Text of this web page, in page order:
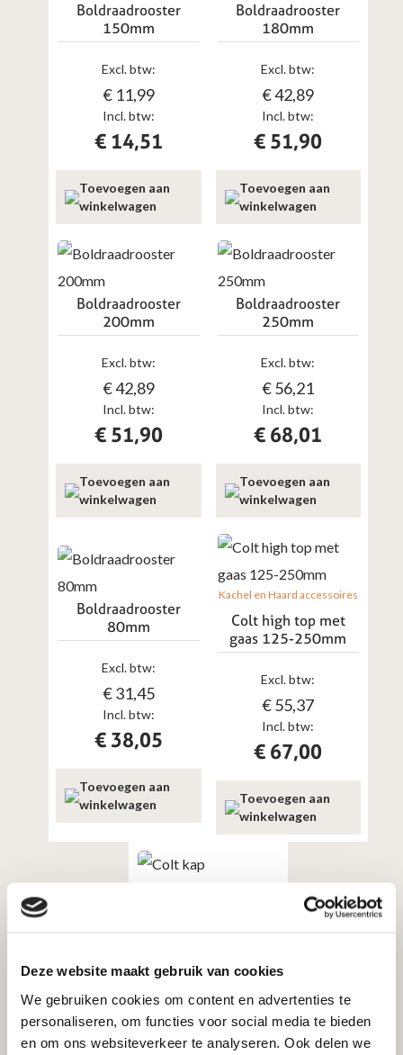
Deze website maakt gebruik van cookies
We gebruiken cookies om content en advertenties te
personaliseren, om functies voor social media te bieden
en om ons websiteverkeer te analyseren. Ook delen we
Boldraadrooster
150mm
Incl. btw:
€14,51
Excl. btw:
€11,99
Toevoegen aan
winkelwagen
Boldraadrooster
180mm
Incl. btw:
€ 51,90
Excl. btw:
€42,89
Toevoegen aan
winkelwagen
Boldraadrooster
200mm
Incl. btw:
€51,90
Excl. btw:
€42,89
Toevoegen aan
winkelwagen
Boldraadrooster
250mm
Incl. btw:
€ 68,01
Excl. btw:
€56,21
Toevoegen aan
winkelwagen
Boldraadrooster
80mm
Incl. btw:
€38,05
Excl. btw:
€31,45
Toevoegen aan
winkelwagen
Kachel en Haard accessoires
Colt high top met
gaas 125-250mm
Incl. btw:
€ 67,00
Excl. btw:
€55,37
Toevoegen aan
winkelwagen
Colt kap traditioneel
ALU 150-250mm
Excl. btw:
€ 55,37